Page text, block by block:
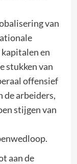
van
en
stukken van
offensief
de arbeiders,
stijgen van
aan de